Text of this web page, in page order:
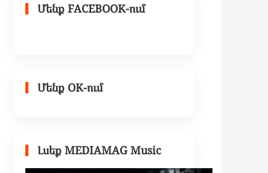
Մենք FACEBOOK-ում
Մենք OK-ում
Լսեք MEDIAMAG Music